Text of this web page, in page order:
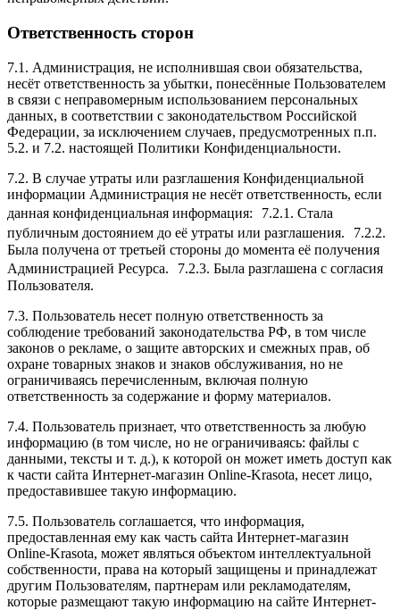
Ответственность сторон
7.1. Администрация, не исполнившая свои обязательства,
несёт ответственность за убытки, понесённые Пользователем
в связи с неправомерным использованием персональных
данных, в соответствии с законодательством Российской
Федерации, за исключением случаев, предусмотренных п.п.
5.2. и 7.2. настоящей Политики Конфиденциальности.
7.2. В случае утраты или разглашения Конфиденциальной
информации Администрация не несёт ответственность, если
данная конфиденциальная информация: 7.2.1. Стала
публичным достоянием до её утраты или разглашения. 7.2.2.
Была получена от третьей стороны до момента её получения
Администрацией Ресурса. 7.2.3. Была разглашена с согласия
Пользователя.
7.3. Пользователь несет полную ответственность за
соблюдение требований законодательства РФ, в том числе
законов о рекламе, о защите авторских и смежных прав, об
охране товарных знаков и знаков обслуживания, но не
ограничиваясь перечисленным, включая полную
ответственность за содержание и форму материалов.
7.4. Пользователь признает, что ответственность за любую
информацию (в том числе, но не ограничиваясь: файлы с
данными, тексты и т. д.), к которой он может иметь доступ как
к части сайта Интернет-магазин Online-Krasota, несет лицо,
предоставившее такую информацию.
7.5. Пользователь соглашается, что информация,
предоставленная ему как часть сайта Интернет-магазин
Online-Krasota, может являться объектом интеллектуальной
собственности, права на который защищены и принадлежат
другим Пользователям, партнерам или рекламодателям,
которые размещают такую информацию на сайте Интернет-